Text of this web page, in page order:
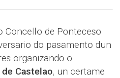
Concello de Ponteceso
do pasamento dun
organizando o
Castelao, un certame